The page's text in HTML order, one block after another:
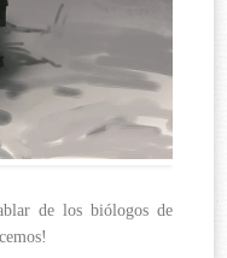
de los biólogos de